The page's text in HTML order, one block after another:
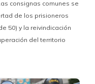
consignas comunes se
de los prisioneros
50) y la reivindicación
del territorio